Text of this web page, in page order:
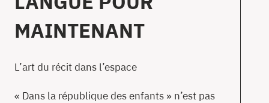
MAINTENANT
L’art du récit dans l’espace
« Dans la république des enfants » n’est pas